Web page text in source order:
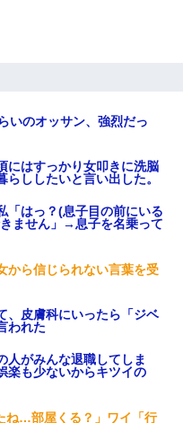
いのオッサン、強烈だっ
にはすっかり女叩きに洗脳
ししたいと言い出した。
「はっ？(息子目の前にいる
ません」→息子を名乗って
から信じられない言葉を受
、皮膚科にいったら「ジベ
われた
人がみんな退職してしま
楽も少ないからキツイの
ね…部屋くる？」ワイ「行